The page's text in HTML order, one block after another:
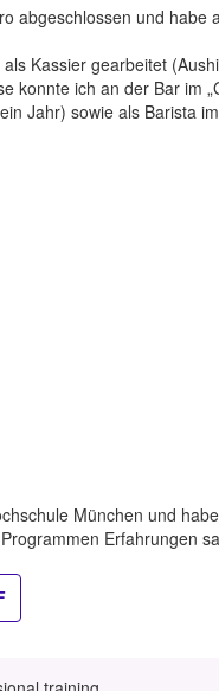
abgeschlossen und habe
Kassier gearbeitet
konnte ich an der Bar im
Jahr) sowie als Barista
München und
Erfahrungen